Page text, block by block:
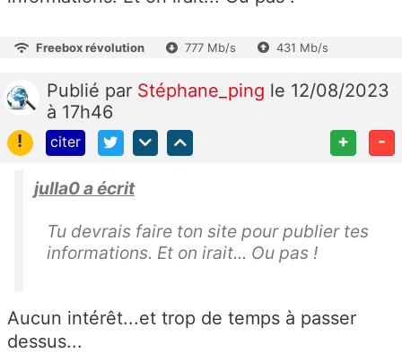
Freebox révolution 777 Mb/s 431 Mb/s
Publié par Stéphane_ping le 12/08/2023
à 17h46
!
citer + -
julla0 a écrit
Tu devrais faire ton site pour publier tes
informations. Et on irait... Ou pas !
Aucun intérêt...et trop de temps à passer
dessus...